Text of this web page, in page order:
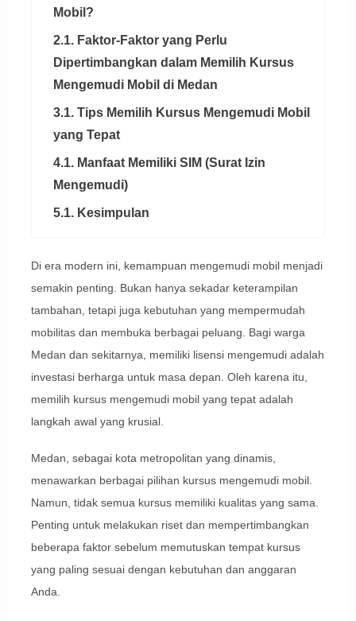
Mobil?
2.1. Faktor-Faktor yang Perlu
Dipertimbangkan dalam Memilih Kursus
Mengemudi Mobil di Medan
3.1. Tips Memilih Kursus Mengemudi Mobil
yang Tepat
4.1. Manfaat Memiliki SIM (Surat Izin
Mengemudi)
5.1. Kesimpulan
Di era modern ini, kemampuan mengemudi mobil menjadi
semakin penting. Bukan hanya sekadar keterampilan
tambahan, tetapi juga kebutuhan yang mempermudah
mobilitas dan membuka berbagai peluang. Bagi warga
Medan dan sekitarnya, memiliki lisensi mengemudi adalah
investasi berharga untuk masa depan. Oleh karena itu,
memilih kursus mengemudi mobil yang tepat adalah
langkah awal yang krusial.
Medan, sebagai kota metropolitan yang dinamis,
menawarkan berbagai pilihan kursus mengemudi mobil.
Namun, tidak semua kursus memiliki kualitas yang sama.
Penting untuk melakukan riset dan mempertimbangkan
beberapa faktor sebelum memutuskan tempat kursus
yang paling sesuai dengan kebutuhan dan anggaran
Anda.